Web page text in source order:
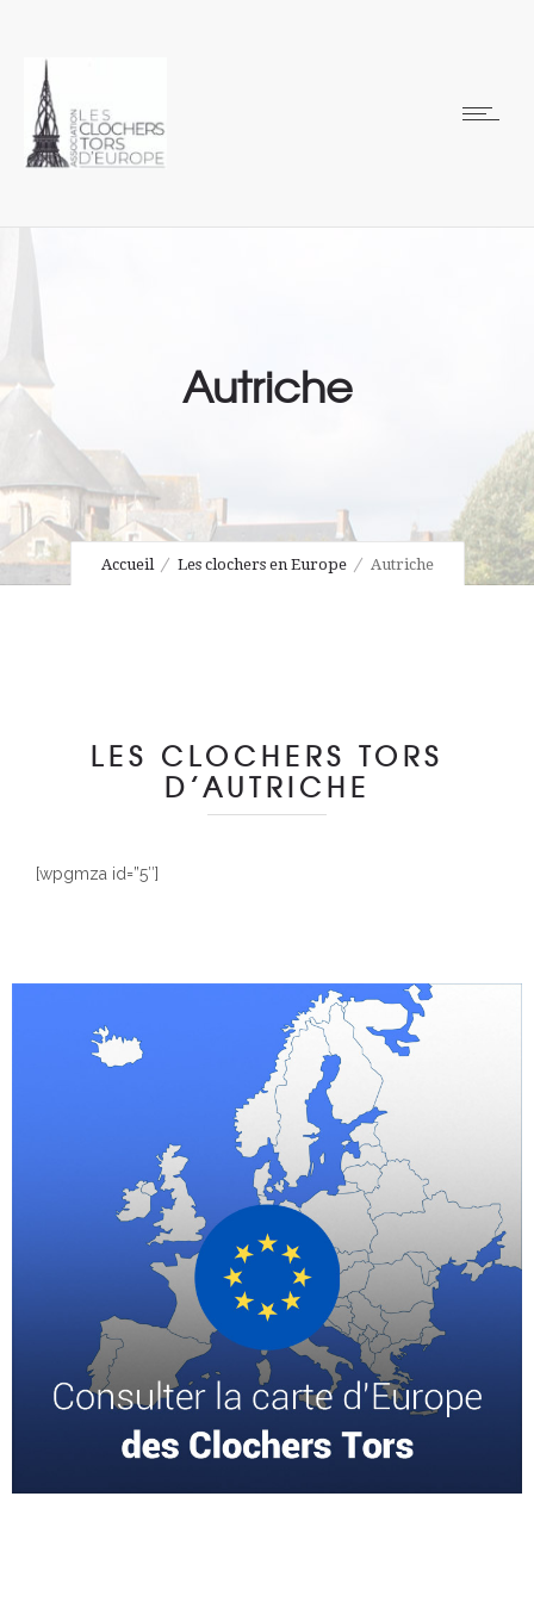
Autriche
Accueil Les clochers en Europe Autriche
LES CLOCHERS TORS
D’AUTRICHE
[wpgmza id=”5″]